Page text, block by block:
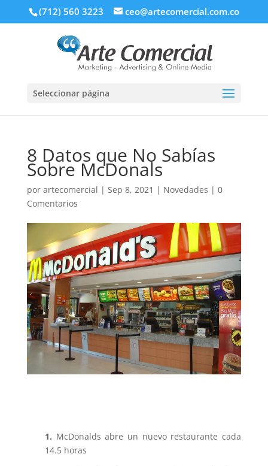
(712) 560 3223 ceo@artecomercial.com.co
Seleccionar página
8 Datos que No Sabías
Sobre McDonals
por artecomercial | Sep 8, 2021 | Novedades | 0
Comentarios
1. McDonalds abre un nuevo restaurante cada
14.5 horas